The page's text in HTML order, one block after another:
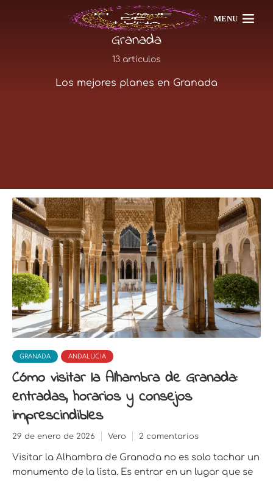
MENU
Granada
13 articulos
Los mejores planes en Granada
GRANADA ANDALUCIA
Cómo visitar la Alhambra de Granada:
entradas, horarios y consejos
imprescindibles
29 de enero de 2026 Vero 2 comentarios
Visitar la Alhambra de Granada no es solo tachar un
monumento de la lista. Es entrar en un lugar que se